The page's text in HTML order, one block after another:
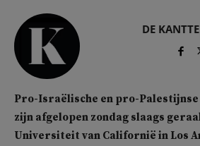
DE
Pro-Israëlische en pro-
zijn afgelopen zondag slaags
Universiteit van Californië in Los